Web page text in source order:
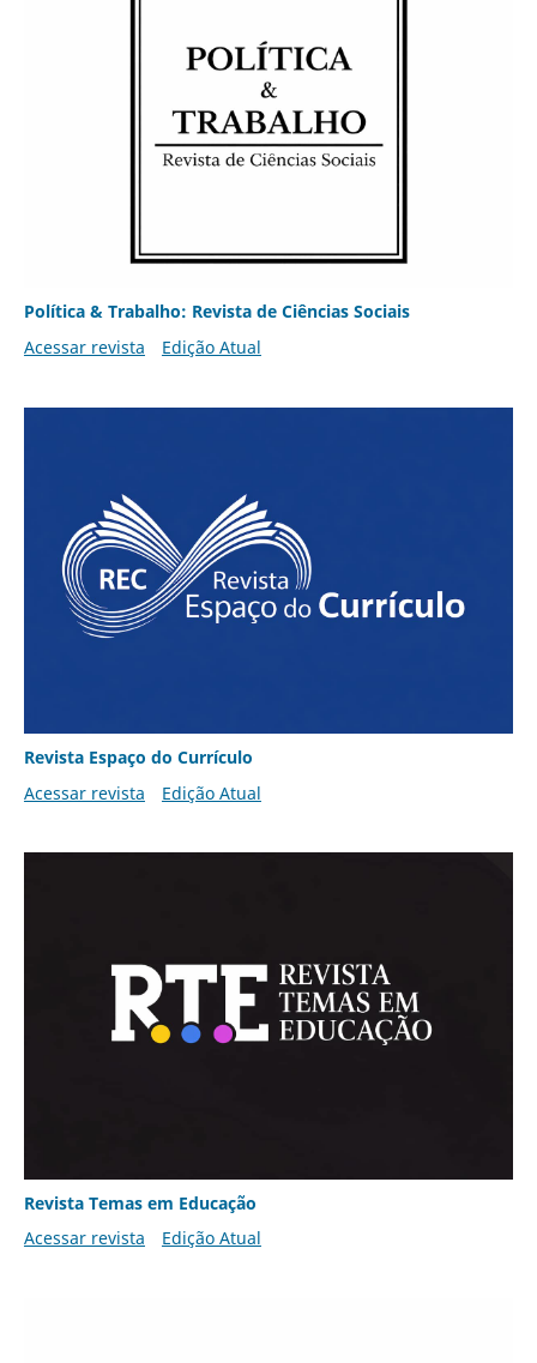
Política & Trabalho: Revista de Ciências Sociais
Acessar revista
Edição Atual
Revista Espaço do Currículo
Acessar revista
Edição Atual
Revista Temas em Educação
Acessar revista
Edição Atual